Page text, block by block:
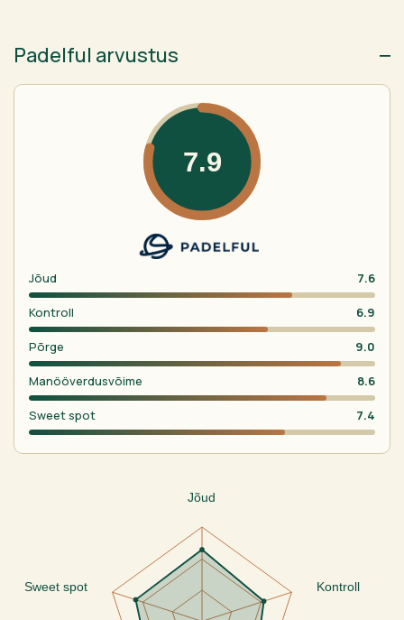
Padelful arvustus
7.9
Jõud 7.6
Kontroll 6.9
Põrge 9.0
Manööverdusvõime 8.6
Sweet spot 7.4
Jõud
Kontroll
Sweet spot